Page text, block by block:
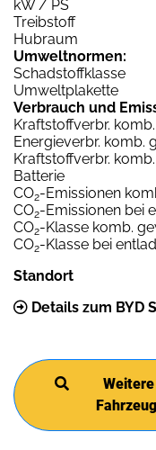
kW / PS
Treibstoff
Hubraum
Umweltnormen:
Schadstoffklasse
Umweltplakette
Verbrauch und
Kraftstoffverbr.
Energieverbr. komb.
Kraftstoffverbr.
Batterie
CO2-Emissionen
CO2-Emissionen bei
CO2-Klasse komb.
CO2-Klasse bei
Standort
Details zum BYD
Weitere